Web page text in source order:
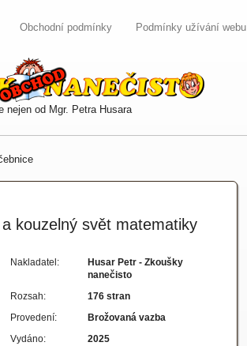
Obchodní podmínky Podmínky užívání webu
nejen od Mgr. Petra Husara
kouzelný svět matematiky
Nakladatel:
Husar Petr - Zkoušky
nanečisto
Rozsah: 176 stran
Provedení: Brožovaná vazba
Vydáno: 2025